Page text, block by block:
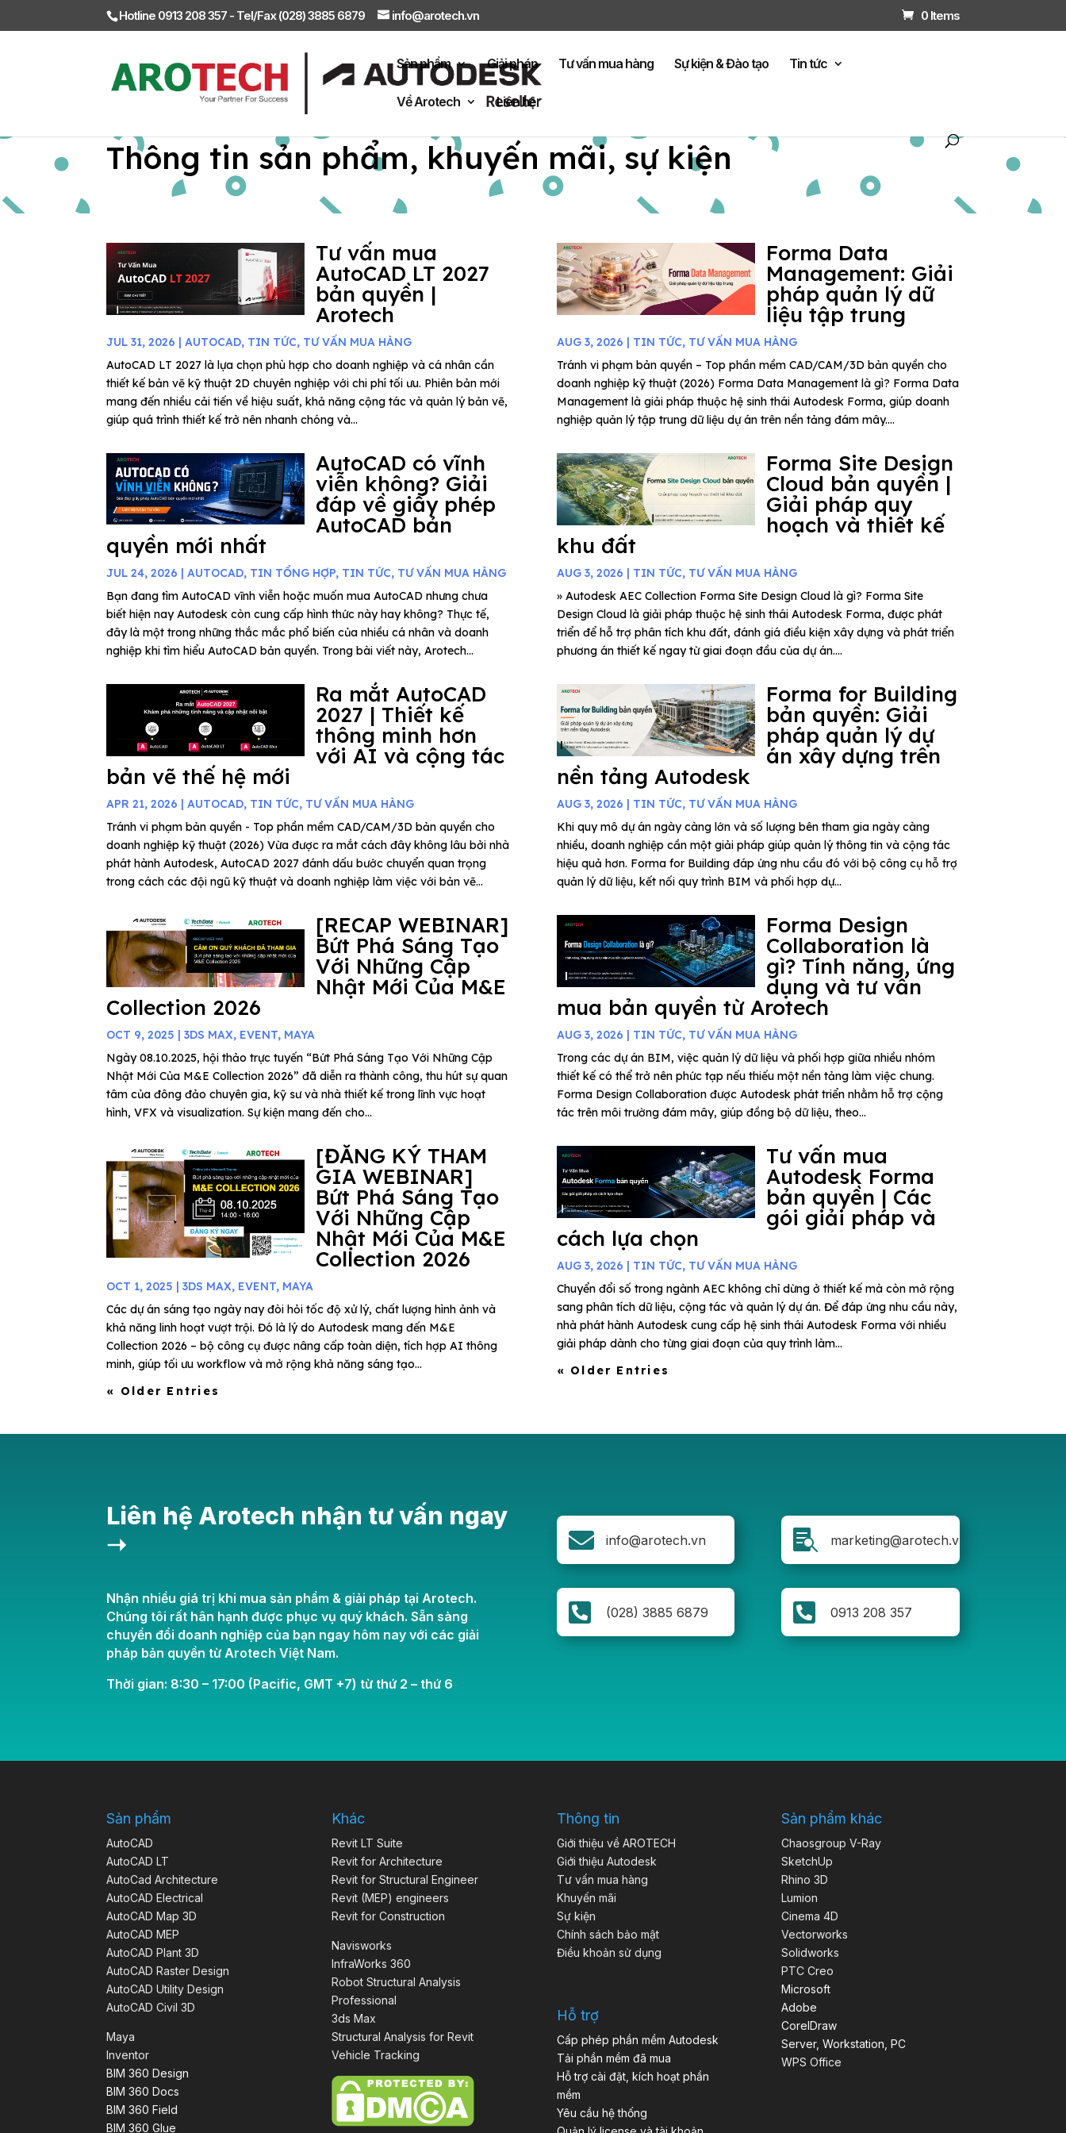
Hotline 0913 208 357 - Tel/Fax (028) 3885 6879 info@arotech.vn 0 Items
Sản phẩm Giải pháp Tư vấn mua hàng Sự kiện & Đào tạo Tin tức
Về Arotech Liên hệ
Thông tin sản phẩm, khuyến mãi, sự kiện
Tư vấn mua
AutoCAD LT 2027
bản quyền |
Arotech
JUL 31, 2026 |AUTOCAD, TIN TỨC, TƯ VẤN MUA HÀNG
AutoCAD LT 2027 là lựa chọn phù hợp cho doanh nghiệp và cá nhân cần
thiết kế bản vẽ kỹ thuật 2D chuyên nghiệp với chi phí tối ưu. Phiên bản mới
mang đến nhiều cải tiến về hiệu suất, khả năng cộng tác và quản lý bản vẽ,
giúp quá trình thiết kế trở nên nhanh chóng và...
AutoCAD có vĩnh
viễn không? Giải
đáp về giấy phép
AutoCAD bản
quyền mới nhất
JUL 24, 2026 |AUTOCAD, TIN TỔNG HỢP, TIN TỨC, TƯ VẤN MUA HÀNG
Bạn đang tìm AutoCAD vĩnh viễn hoặc muốn mua AutoCAD nhưng chưa
biết hiện nay Autodesk còn cung cấp hình thức này hay không? Thực tế,
đây là một trong những thắc mắc phổ biến của nhiều cá nhân và doanh
nghiệp khi tìm hiểu AutoCAD bản quyền. Trong bài viết này, Arotech...
Ra mắt AutoCAD
2027 | Thiết kế
thông minh hơn
với AI và cộng tác
bản vẽ thế hệ mới
APR 21, 2026 |AUTOCAD, TIN TỨC, TƯ VẤN MUA HÀNG
Tránh vi phạm bản quyền - Top phần mềm CAD/CAM/3D bản quyền cho
doanh nghiệp kỹ thuật (2026) Vừa được ra mắt cách đây không lâu bởi nhà
phát hành Autodesk, AutoCAD 2027 đánh dấu bước chuyển quan trọng
trong cách các đội ngũ kỹ thuật và doanh nghiệp làm việc với bản vẽ...
[RECAP WEBINAR]
Bứt Phá Sáng Tạo
Với Những Cập
Nhật Mới Của M&E
Collection 2026
OCT 9, 2025 |3DS MAX, EVENT, MAYA
Ngày 08.10.2025, hội thảo trực tuyến “Bứt Phá Sáng Tạo Với Những Cập
Nhật Mới Của M&E Collection 2026” đã diễn ra thành công, thu hút sự quan
tâm của đông đảo chuyên gia, kỹ sư và nhà thiết kế trong lĩnh vực hoạt
hình, VFX và visualization. Sự kiện mang đến cho...
[ĐĂNG KÝ THAM
GIA WEBINAR]
Bứt Phá Sáng Tạo
Với Những Cập
Nhật Mới Của M&E
Collection 2026
OCT 1, 2025 |3DS MAX, EVENT, MAYA
Các dự án sáng tạo ngày nay đòi hỏi tốc độ xử lý, chất lượng hình ảnh và
khả năng linh hoạt vượt trội. Đó là lý do Autodesk mang đến M&E
Collection 2026 – bộ công cụ được nâng cấp toàn diện, tích hợp AI thông
minh, giúp tối ưu workflow và mở rộng khả năng sáng tạo...
« Older Entries
Forma Data
Management: Giải
pháp quản lý dữ
liệu tập trung
AUG 3, 2026 | TIN TỨC, TƯ VẤN MUA HÀNG
Tránh vi phạm bản quyền – Top phần mềm CAD/CAM/3D bản quyền cho
doanh nghiệp kỹ thuật (2026) Forma Data Management là gì? Forma Data
Management là giải pháp thuộc hệ sinh thái Autodesk Forma, giúp doanh
nghiệp quản lý tập trung dữ liệu dự án trên nền tảng đám mây....
Forma Site Design
Cloud bản quyền |
Giải pháp quy
hoạch và thiết kế
khu đất
AUG 3, 2026 | TIN TỨC, TƯ VẤN MUA HÀNG
» Autodesk AEC Collection Forma Site Design Cloud là gì? Forma Site
Design Cloud là giải pháp thuộc hệ sinh thái Autodesk Forma, được phát
triển để hỗ trợ phân tích khu đất, đánh giá điều kiện xây dựng và phát triển
phương án thiết kế ngay từ giai đoạn đầu của dự án....
Forma for Building
bản quyền: Giải
pháp quản lý dự
án xây dựng trên
nền tảng Autodesk
AUG 3, 2026 | TIN TỨC, TƯ VẤN MUA HÀNG
Khi quy mô dự án ngày càng lớn và số lượng bên tham gia ngày càng
nhiều, doanh nghiệp cần một giải pháp giúp quản lý thông tin và cộng tác
hiệu quả hơn. Forma for Building đáp ứng nhu cầu đó với bộ công cụ hỗ trợ
quản lý dữ liệu, kết nối quy trình BIM và phối hợp dự...
Forma Design
Collaboration là
gì? Tính năng, ứng
dụng và tư vấn
mua bản quyền từ Arotech
AUG 3, 2026 | TIN TỨC, TƯ VẤN MUA HÀNG
Trong các dự án BIM, việc quản lý dữ liệu và phối hợp giữa nhiều nhóm
thiết kế có thể trở nên phức tạp nếu thiếu một nền tảng làm việc chung.
Forma Design Collaboration được Autodesk phát triển nhằm hỗ trợ cộng
tác trên môi trường đám mây, giúp đồng bộ dữ liệu, theo...
Tư vấn mua
Autodesk Forma
bản quyền | Các
gói giải pháp và
cách lựa chọn
AUG 3, 2026 | TIN TỨC, TƯ VẤN MUA HÀNG
Chuyển đổi số trong ngành AEC không chỉ dừng ở thiết kế mà còn mở rộng
sang phân tích dữ liệu, cộng tác và quản lý dự án. Để đáp ứng nhu cầu này,
nhà phát hành Autodesk cung cấp hệ sinh thái Autodesk Forma với nhiều
giải pháp dành cho từng giai đoạn của quy trình làm...
« Older Entries
Liên hệ Arotech nhận tư vấn ngay
➝
Nhận nhiều giá trị khi mua sản phẩm & giải pháp tại Arotech.
Chúng tôi rất hân hạnh được phục vụ quý khách. Sẵn sàng
chuyển đổi doanh nghiệp của bạn ngay hôm nay với các giải
pháp bản quyền từ Arotech Việt Nam.
Thời gian: 8:30 – 17:00 (Pacific, GMT +7) từ thứ 2 – thứ 6
 info@arotech.vn
 (028) 3885 6879
 marketing@arotech.vn
 0913 208 357
Sản phẩm
AutoCAD
AutoCAD LT
AutoCad Architecture
AutoCAD Electrical
AutoCAD Map 3D
AutoCAD MEP
AutoCAD Plant 3D
AutoCAD Raster Design
AutoCAD Utility Design
AutoCAD Civil 3D
Maya
Inventor
BIM 360 Design
BIM 360 Docs
BIM 360 Field
BIM 360 Glue
Khác
Revit LT Suite
Revit for Architecture
Revit for Structural Engineer
Revit (MEP) engineers
Revit for Construction
Navisworks
InfraWorks 360
Robot Structural Analysis
Professional
3ds Max
Structural Analysis for Revit
Vehicle Tracking
Thông tin
Giới thiệu về AROTECH
Giới thiệu Autodesk
Tư vấn mua hàng
Khuyến mãi
Sự kiện
Chính sách bảo mật
Điều khoản sử dụng
Hỗ trợ
Cấp phép phần mềm Autodesk
Tải phần mềm đã mua
Hỗ trợ cài đặt, kích hoạt phần
mềm
Yêu cầu hệ thống
Sản phẩm khác
Chaosgroup V-Ray
SketchUp
Rhino 3D
Lumion
Cinema 4D
Vectorworks
Solidworks
PTC Creo
Microsoft
Adobe
CorelDraw
Server, Workstation, PC
WPS Office